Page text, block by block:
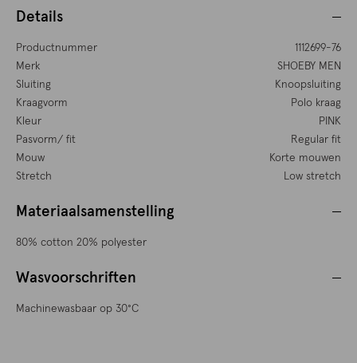
Details
Productnummer
1112699-76
Merk
SHOEBY MEN
Sluiting
Knoopsluiting
Kraagvorm
Polo kraag
Kleur
PINK
Pasvorm/ fit
Regular fit
Mouw
Korte mouwen
Stretch
Low stretch
Materiaalsamenstelling
80% cotton 20% polyester
Wasvoorschriften
Machinewasbaar op 30°C